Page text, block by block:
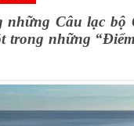
Câu lạc
trong những